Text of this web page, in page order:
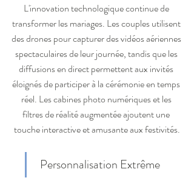
L'innovation technologique continue de
transformer les mariages. Les couples utilisent
des drones pour capturer des vidéos aériennes
spectaculaires de leur journée, tandis que les
diffusions en direct permettent aux invités
éloignés de participer à la cérémonie en temps
réel. Les cabines photo numériques et les
filtres de réalité augmentée ajoutent une
touche interactive et amusante aux festivités.
Personnalisation Extrême